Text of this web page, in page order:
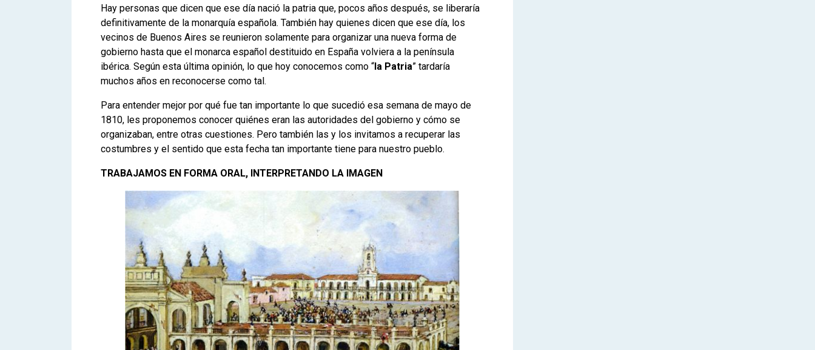
Hay personas que dicen que ese día nació la patria que, pocos años después, se liberaría
definitivamente de la monarquía española. También hay quienes dicen que ese día, los
vecinos de Buenos Aires se reunieron solamente para organizar una nueva forma de
gobierno hasta que el monarca español destituido en España volviera a la península
ibérica. Según esta última opinión, lo que hoy conocemos como “la Patria” tardaría
muchos años en reconocerse como tal.
Para entender mejor por qué fue tan importante lo que sucedió esa semana de mayo de
1810, les proponemos conocer quiénes eran las autoridades del gobierno y cómo se
organizaban, entre otras cuestiones. Pero también las y los invitamos a recuperar las
costumbres y el sentido que esta fecha tan importante tiene para nuestro pueblo.
TRABAJAMOS EN FORMA ORAL, INTERPRETANDO LA IMAGEN